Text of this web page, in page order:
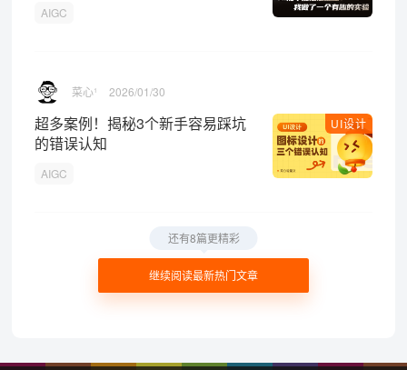
AIGC
菜心¹ 2026/01/30
UI设计
超多案例！揭秘3个新手容易踩坑
的错误认知
AIGC
继续阅读最新热门文章
还有8篇更精彩